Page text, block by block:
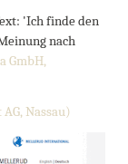
'Ich finde den
nach
GmbH,
Nassau)